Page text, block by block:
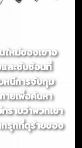
หม่ของเขาอ
ละซับซ้อนที่
หนีการจับกุม
ยเพื่อค้นหา
ราบว่าพวกเขา
กรุกที่ดุร้ายของ